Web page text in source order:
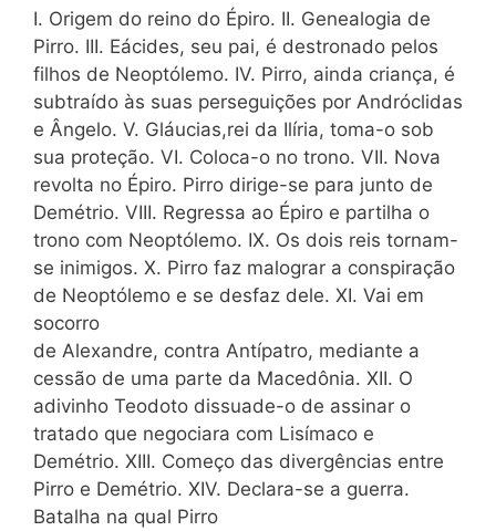
I. Origem do reino do Épiro. II. Genealogia de
Pirro. III. Eácides, seu pai, é destronado pelos
filhos de Neoptólemo. IV. Pirro, ainda criança, é
subtraído às suas perseguições por Andróclidas
e Ângelo. V. Gláucias,rei da Ilíria, toma-o sob
sua proteção. VI. Coloca-o no trono. VII. Nova
revolta no Épiro. Pirro dirige-se para junto de
Demétrio. VIII. Regressa ao Épiro e partilha o
trono com Neoptólemo. IX. Os dois reis tornam-
se inimigos. X. Pirro faz malograr a conspiração
de Neoptólemo e se desfaz dele. XI. Vai em
socorro
de Alexandre, contra Antípatro, mediante a
cessão de uma parte da Macedônia. XII. O
adivinho Teodoto dissuade-o de assinar o
tratado que negociara com Lisímaco e
Demétrio. XIII. Começo das divergências entre
Pirro e Demétrio. XIV. Declara-se a guerra.
Batalha na qual Pirro